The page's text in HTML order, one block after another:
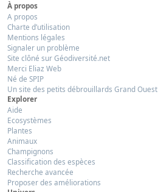
À propos
A propos
Charte d’utilisation
Mentions légales
Signaler un problème
Site clôné sur Géodiversité.net
Merci Eliaz Web
Né de SPIP
Un site des petits débrouillards Grand Ouest
Explorer
Aide
Ecosystèmes
Plantes
Animaux
Champignons
Classification des espèces
Recherche avancée
Proposer des améliorations